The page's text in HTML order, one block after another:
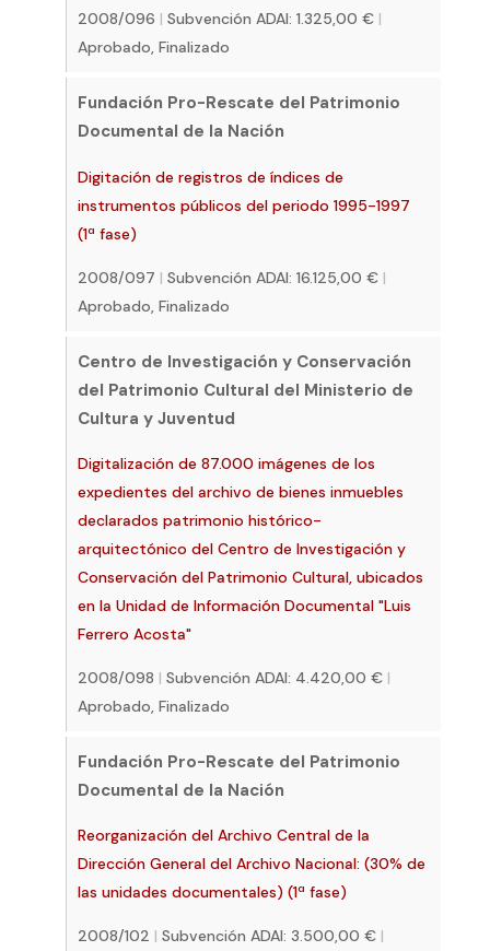
2008/096 | Subvención ADAI: 1.325,00 € |
Aprobado, Finalizado
Fundación Pro-Rescate del Patrimonio
Documental de la Nación
Digitación de registros de índices de
instrumentos públicos del periodo 1995-1997
(1ª fase)
2008/097 | Subvención ADAI: 16.125,00 € |
Aprobado, Finalizado
Centro de Investigación y Conservación
del Patrimonio Cultural del Ministerio de
Cultura y Juventud
Digitalización de 87.000 imágenes de los
expedientes del archivo de bienes inmuebles
declarados patrimonio histórico-
arquitectónico del Centro de Investigación y
Conservación del Patrimonio Cultural, ubicados
en la Unidad de Información Documental "Luis
Ferrero Acosta"
2008/098 | Subvención ADAI: 4.420,00 € |
Aprobado, Finalizado
Fundación Pro-Rescate del Patrimonio
Documental de la Nación
Reorganización del Archivo Central de la
Dirección General del Archivo Nacional: (30% de
las unidades documentales) (1ª fase)
2008/102 | Subvención ADAI: 3.500,00 € |